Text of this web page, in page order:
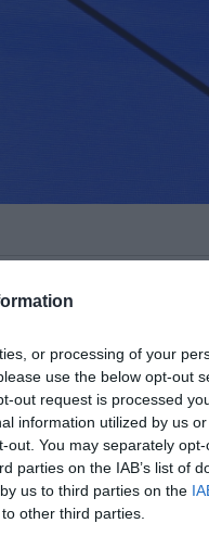
or processing of your
use the below opt-out
out request is processed
information utilized by us
You may separately
parties on the IAB’s list of
us to third parties on the
other third parties.
στο
πλήθους
σημασία
στη